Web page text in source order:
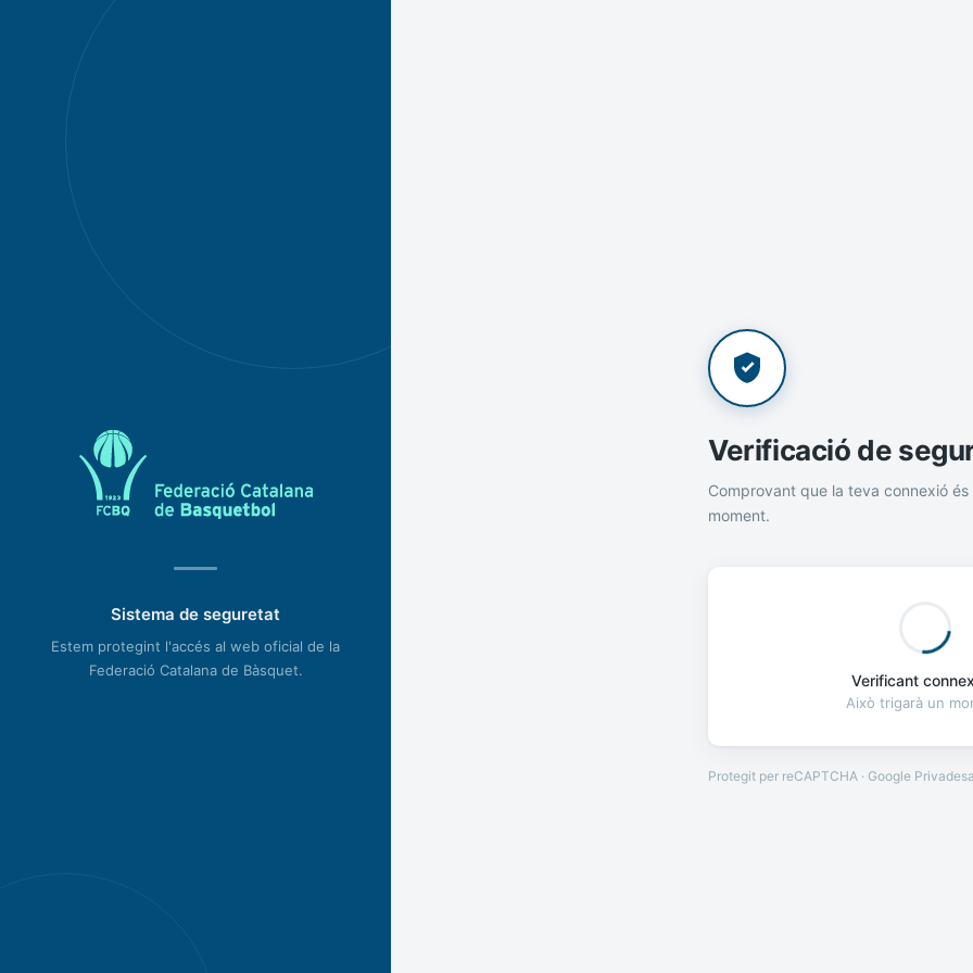
Sistema de seguretat
Estem protegint l'accés al web oficial de la
Federació Catalana de Bàsquet.
Verificació de
Comprovant que la teva connexió és
moment.
Verificant
Això trigarà un
Protegit per reCAPTCHA · Google Privadesa